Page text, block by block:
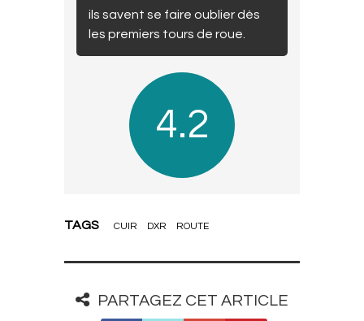
ils savent se faire oublier dès
les premiers tours de roue.
4.2
TAGS CUIR DXR ROUTE
PARTAGEZ CET ARTICLE